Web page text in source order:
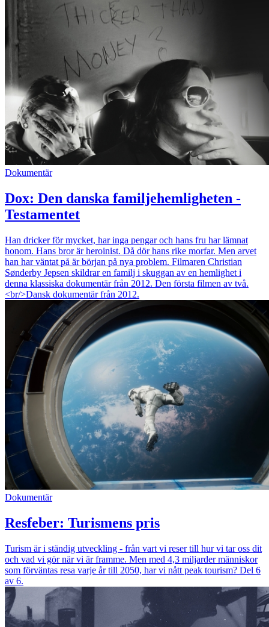
Dokumentär
Dox: Den danska familjehemligheten -
Testamentet
Han dricker för mycket, har inga pengar och hans fru har lämnat
honom. Hans bror är heroinist. Då dör hans rike morfar. Men arvet
han har väntat på är början på nya problem. Filmaren Christian
Sønderby Jepsen skildrar en familj i skuggan av en hemlighet i
denna klassiska dokumentär från 2012. Den första filmen av två.
<br/>Dansk dokumentär från 2012.
Dokumentär
Resfeber: Turismens pris
Turism är i ständig utveckling - från vart vi reser till hur vi tar oss dit
och vad vi gör när vi är framme. Men med 4,3 miljarder människor
som förväntas resa varje år till 2050, har vi nått peak tourism? Del 6
av 6.